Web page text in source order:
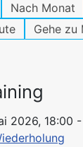
Nach Monat
Gehe zu
2026, 18:00